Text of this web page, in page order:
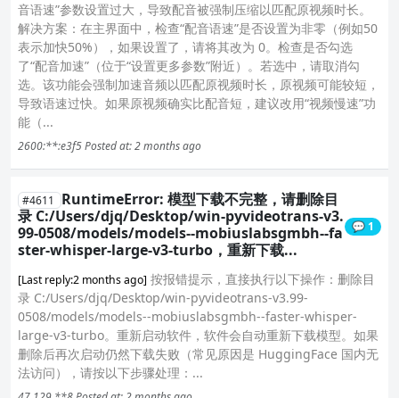
音语速”参数设置过大，导致配音被强制压缩以匹配原视频时长。
解决方案：在主界面中，检查“配音语速”是否设置为非零（例如50
表示加快50%），如果设置了，请将其改为 0。检查是否勾选
了“配音加速”（位于“设置更多参数”附近）。若选中，请取消勾
选。该功能会强制加速音频以匹配原视频时长，原视频可能较短，
导致语速过快。如果原视频确实比配音短，建议改用“视频慢速”功
能（...
2600:**:e3f5Posted at: 2 months ago
#4611
RuntimeError: 模型下载不完整，请删除目
录 C:/Users/djq/Desktop/win-pyvideotrans-v3.
99-0508/models/models--mobiuslabsgmbh--fa
ster-whisper-large-v3-turbo，重新下载...
💬 1
[Last reply:2 months ago] 按报错提示，直接执行以下操作：删除目
录 C:/Users/djq/Desktop/win-pyvideotrans-v3.99-
0508/models/models--mobiuslabsgmbh--faster-whisper-
large-v3-turbo。重新启动软件，软件会自动重新下载模型。如果
删除后再次启动仍然下载失败（常见原因是 HuggingFace 国内无
法访问），请按以下步骤处理：...